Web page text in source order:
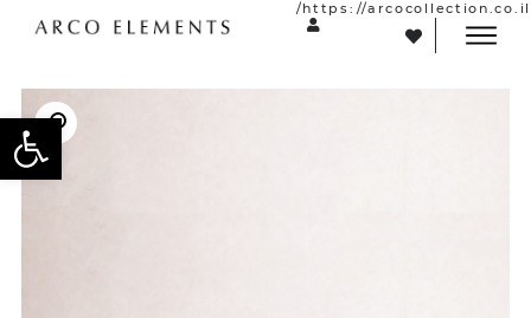
https://arcocollection.co.il/